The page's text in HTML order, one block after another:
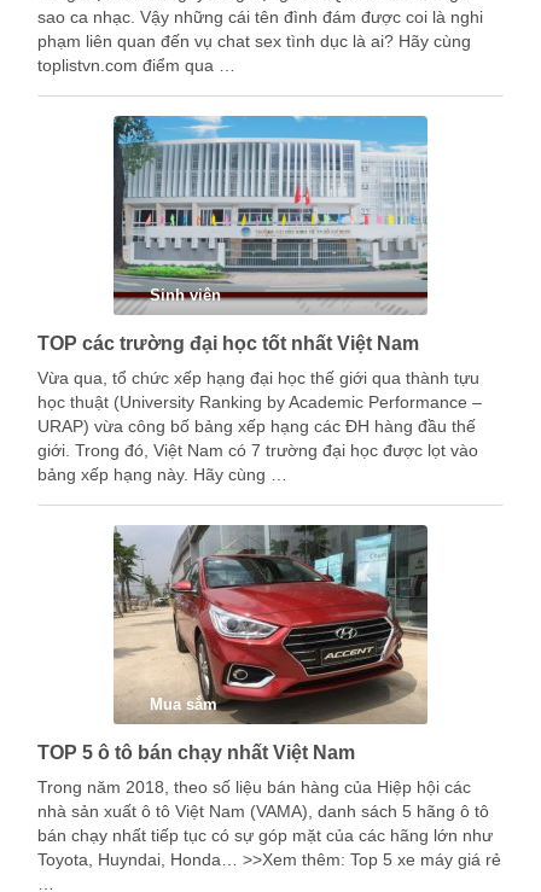
sao ca nhạc. Vậy những cái tên đình đám được coi là nghi
phạm liên quan đến vụ chat sex tình dục là ai? Hãy cùng
toplistvn.com điểm qua …
Sinh viên
TOP các trường đại học tốt nhất Việt Nam
Vừa qua, tổ chức xếp hạng đại học thế giới qua thành tựu
học thuật (University Ranking by Academic Performance –
URAP) vừa công bố bảng xếp hạng các ĐH hàng đầu thế
giới. Trong đó, Việt Nam có 7 trường đại học được lọt vào
bảng xếp hạng này. Hãy cùng …
Mua sắm
TOP 5 ô tô bán chạy nhất Việt Nam
Trong năm 2018, theo số liệu bán hàng của Hiệp hội các
nhà sản xuất ô tô Việt Nam (VAMA), danh sách 5 hãng ô tô
bán chạy nhất tiếp tục có sự góp mặt của các hãng lớn như
Toyota, Huyndai, Honda… >>Xem thêm: Top 5 xe máy giá rẻ